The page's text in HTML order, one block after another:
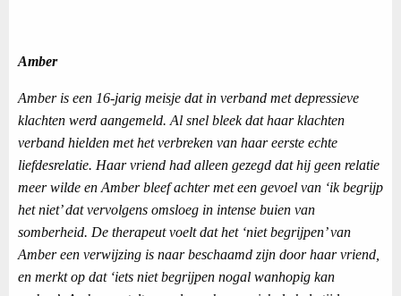
Amber
Amber is een 16-jarig meisje dat in verband met depressieve
klachten werd aangemeld. Al snel bleek dat haar klachten
verband hielden met het verbreken van haar eerste echte
liefdesrelatie. Haar vriend had alleen gezegd dat hij geen relatie
meer wilde en Amber bleef achter met een gevoel van ‘ik begrijp
het niet’ dat vervolgens omsloeg in intense buien van
somberheid. De therapeut voelt dat het ‘niet begrijpen’ van
Amber een verwijzing is naar beschaamd zijn door haar vriend,
en merkt op dat ‘iets niet begrijpen nogal wanhopig kan